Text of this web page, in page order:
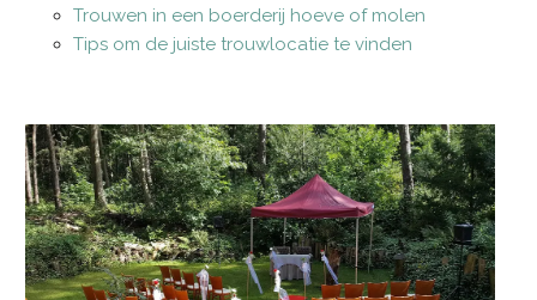
Trouwen in een boerderij hoeve of molen
Tips om de juiste trouwlocatie te vinden